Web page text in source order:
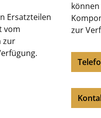
Ersatzteilen
vom
zur
zur